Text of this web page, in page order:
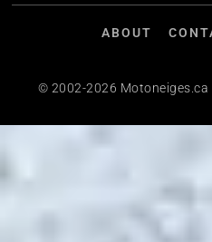
ABOUT
© 2002-2026 Motoneiges.ca